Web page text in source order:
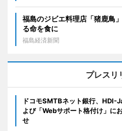
福島のジビエ料理店「猪鹿鳥
る命を食に
福島経済新聞
プレスリ
ドコモSMTBネット銀行、HDI-
よび「Webサポート格付け」に
せ